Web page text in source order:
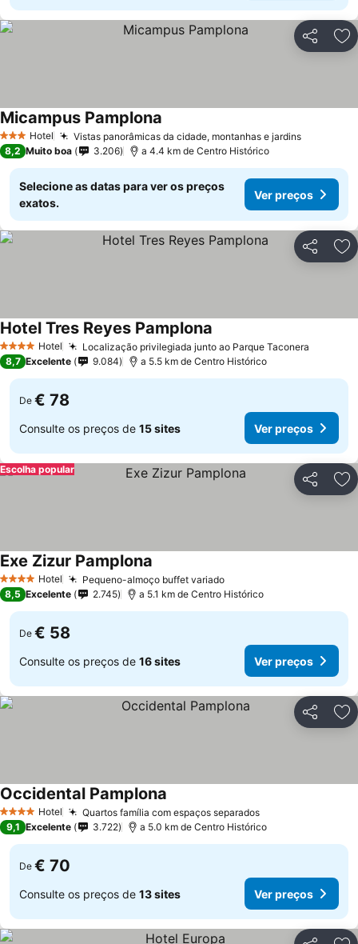
Partilhar
3 EstrelasHotel Vistas panorâmicas da cidade, montanhas e jardins
Micampus Pamplona
8,2 Muito boa 3.206 a 4.4 km de Centro Histórico
Selecione as datas para ver os preços
exatos.
Ver preços
Partilhar
4 EstrelasHotel Localização privilegiada junto ao Parque Taconera
Hotel Tres Reyes Pamplona
8,7 Excelente 9.084 a 5.5 km de Centro Histórico
De € 78
Consulte os preços de 15 sites Ver preços
Partilhar
Escolha popular
4 EstrelasHotel Pequeno-almoço buffet variado
Exe Zizur Pamplona
8,5 Excelente 2.745 a 5.1 km de Centro Histórico
De € 58
Consulte os preços de 16 sites Ver preços
Partilhar
4 EstrelasHotel Quartos família com espaços separados
Occidental Pamplona
9,1 Excelente 3.722 a 5.0 km de Centro Histórico
De € 70
Consulte os preços de 13 sites Ver preços